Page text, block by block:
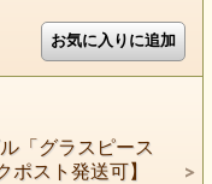
「グラスピース
ポスト発送可】